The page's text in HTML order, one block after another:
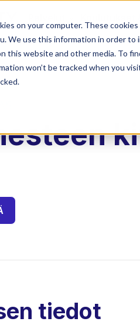
on your computer. These
We use this information in order
this website and other media. To
won’t be tracked when you
tiedot